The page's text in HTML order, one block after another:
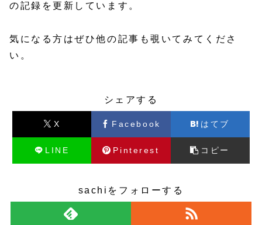
の記録を更新しています。
気になる方はぜひ他の記事も覗いてみてくださ
い。
シェアする
X Facebook はてブ
LINE Pinterest コピー
sachiをフォローする